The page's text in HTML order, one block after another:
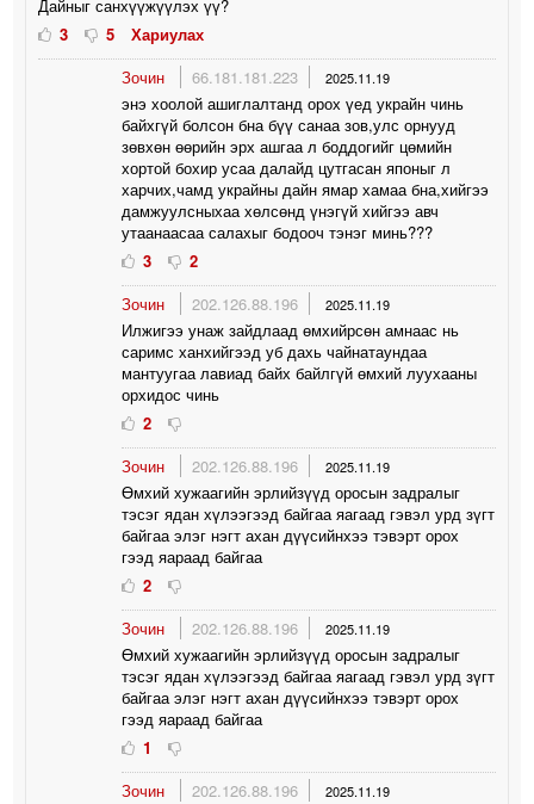
Дайныг санхүүжүүлэх үү?
3
5
Хариулах
Зочин
66.181.181.223 2025.11.19
энэ хоолой ашиглалтанд орох үед украйн чинь
байхгүй болсон бна бүү санаа зов,улс орнууд
зөвхөн өөрийн эрх ашгаа л боддогийг цөмийн
хортой бохир усаа далайд цутгасан японыг л
харчих,чамд украйны дайн ямар хамаа бна,хийгээ
дамжуулсныхаа хөлсөнд үнэгүй хийгээ авч
утаанаасаа салахыг бодооч тэнэг минь???
3
2
Зочин
202.126.88.196 2025.11.19
Илжигээ унаж зайдлаад өмхийрсөн амнаас нь
саримс ханхийгээд уб дахь чайнатаундаа
мантуугаа лавиад байх байлгүй өмхий луухааны
орхидос чинь
2
Зочин
202.126.88.196 2025.11.19
Өмхий хужаагийн эрлийзүүд оросын задралыг
тэсэг ядан хүлээгээд байгаа яагаад гэвэл урд зүгт
байгаа элэг нэгт ахан дүүсийнхээ тэвэрт орох
гээд яараад байгаа
2
Зочин
202.126.88.196 2025.11.19
Өмхий хужаагийн эрлийзүүд оросын задралыг
тэсэг ядан хүлээгээд байгаа яагаад гэвэл урд зүгт
байгаа элэг нэгт ахан дүүсийнхээ тэвэрт орох
гээд яараад байгаа
1
Зочин
202.126.88.196 2025.11.19